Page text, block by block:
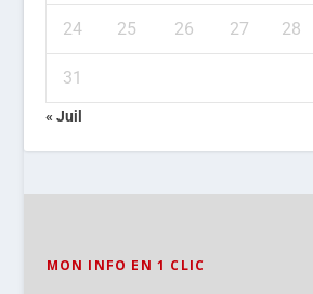
24 25 26 27 28
31
« Juil
MON INFO EN 1 CLIC